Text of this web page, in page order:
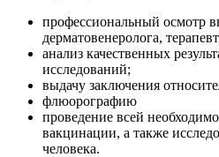
профессиональный осмотр
дерматовенеролога,
анализ качественных
исследований;
выдачу заключения
флюорографию
проведение всей
вакцинации, а также
человека.